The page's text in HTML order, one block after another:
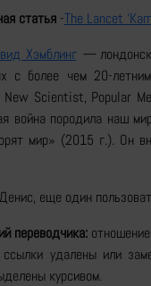
статья -The Lancet
Хэмблинг —
с более чем 20-
New Scientist, Popular
война породила наш
мир» (2015 г.). Он
еще один
переводчика:
ссылки удалены или
курсивом.